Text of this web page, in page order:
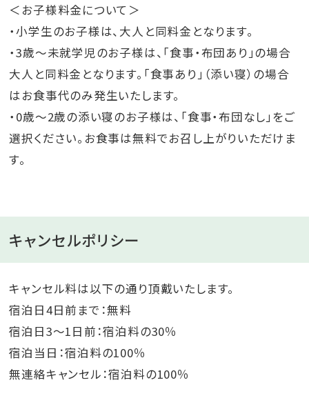
＜お子様料金について＞
・小学生のお子様は、大人と同料金となります。
・3歳～未就学児のお子様は、「食事・布団あり」の場合
大人と同料金となります。「食事あり」（添い寝）の場合
はお食事代のみ発生いたします。
・0歳～2歳の添い寝のお子様は、「食事・布団なし」をご
選択ください。お食事は無料でお召し上がりいただけま
す。
キャンセルポリシー
キャンセル料は以下の通り頂戴いたします。
宿泊日4日前まで：無料
宿泊日3～1日前：宿泊料の30％
宿泊当日：宿泊料の100％
無連絡キャンセル：宿泊料の100％